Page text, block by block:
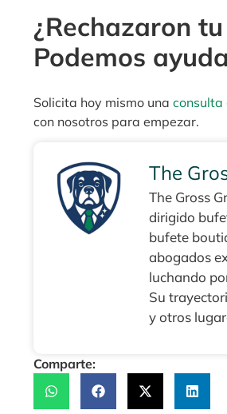
¿Rechazaron
Podemos
Solicita hoy mismo una consulta
con nosotros para empezar.
The
The Gross
dirigido
bufete
abogados
luchando
Su
y otros
Comparte: